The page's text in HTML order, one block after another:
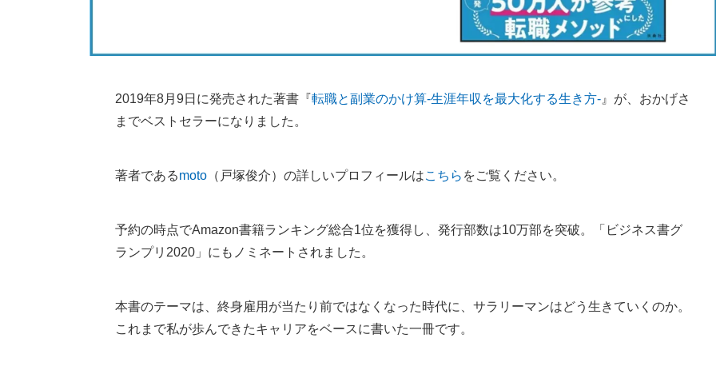
2019年8月9日に発売された著書『転職と副業のかけ算-生涯年収を最大化する生き方- 』が、おかげさ
までベストセラーになりました。
著者であるmoto （戸塚俊介）の詳しいプロフィールはこちら をご覧ください。
予約の時点でAmazon書籍ランキング総合1位を獲得し、発行部数は10万部を突破。「ビジネス書グ
ランプリ2020」にもノミネートされました。
本書のテーマは、終身雇用が当たり前ではなくなった時代に、サラリーマンはどう生きていくのか。
これまで私が歩んできたキャリアをベースに書いた一冊です。